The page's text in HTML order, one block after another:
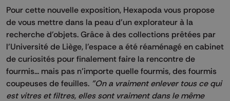
Pour cette nouvelle exposition, Hexapoda vous propose
de vous mettre dans la peau d'un explorateur à la
recherche d'objets. Grâce à des collections prêtées par
l'Université de Liège, l'espace a été réaménagé en cabinet
de curiosités pour finalement faire la rencontre de
fourmis... mais pas n'importe quelle fourmis, des fourmis
coupeuses de feuilles. "On a vraiment enlever tous ce qui
est vitres et filtres, elles sont vraiment dans le même